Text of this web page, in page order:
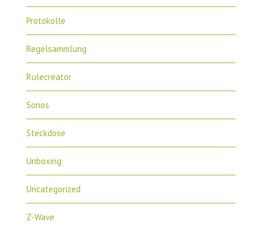
Protokolle
Regelsammlung
Rulecreator
Sonos
Steckdose
Unboxing
Uncategorized
Z-Wave